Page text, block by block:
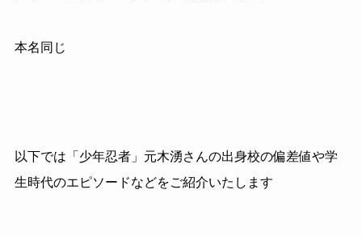
本名同じ
以下では「少年忍者」元木湧さんの出身校の偏差値や学
生時代のエピソードなどをご紹介いたします